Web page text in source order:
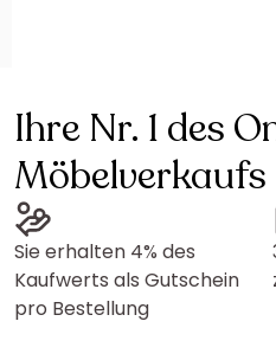
Ihre Nr. 1 des
Möbelverkaufs
Sie erhalten 4% des
Kaufwerts als Gutschein
pro Bestellung